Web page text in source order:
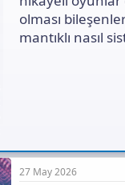
olması
mantıklı nasıl
27 May 2026